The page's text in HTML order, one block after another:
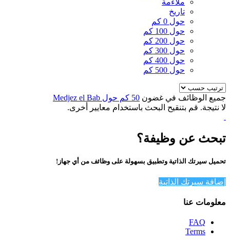
تاريخ
حول 0 كم
حول 100 كم
حول 200 كم
حول 300 كم
حول 400 كم
حول 500 كم
جميع الوظائف في غضون 50 كم حول Medjez el Bab
لا نتيجة. قم بتنقيح البحث باستخدام معايير أخرى.
تبحث عن وظيفة؟
تحميل سيرتك الذاتية وتطبيق بسهولة على وظائف من أي جهاز!
إضافة سيرتك الذاتية
معلومات عنا
FAQ
Terms